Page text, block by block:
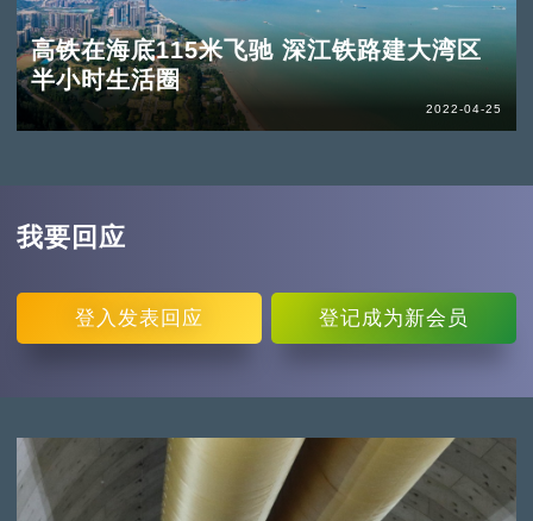
高铁在海底115米飞驰 深江铁路建大湾区
半小时生活圈
2022-04-25
我要回应
登入 发表回应 登记成为新会员